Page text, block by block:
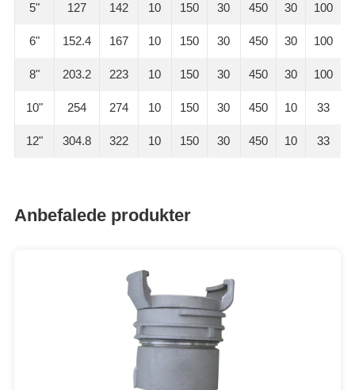
5" 127 142 10 150 30 450 30 100
6" 152.4 167 10 150 30 450 30 100
8" 203.2 223 10 150 30 450 30 100
10" 254 274 10 150 30 450 10 33
12" 304.8 322 10 150 30 450 10 33
Anbefalede produkter